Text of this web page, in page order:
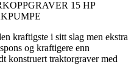
15 HP
kraftigste i sitt slag men ekstra
og kraftigere enn
konstruert traktorgraver med